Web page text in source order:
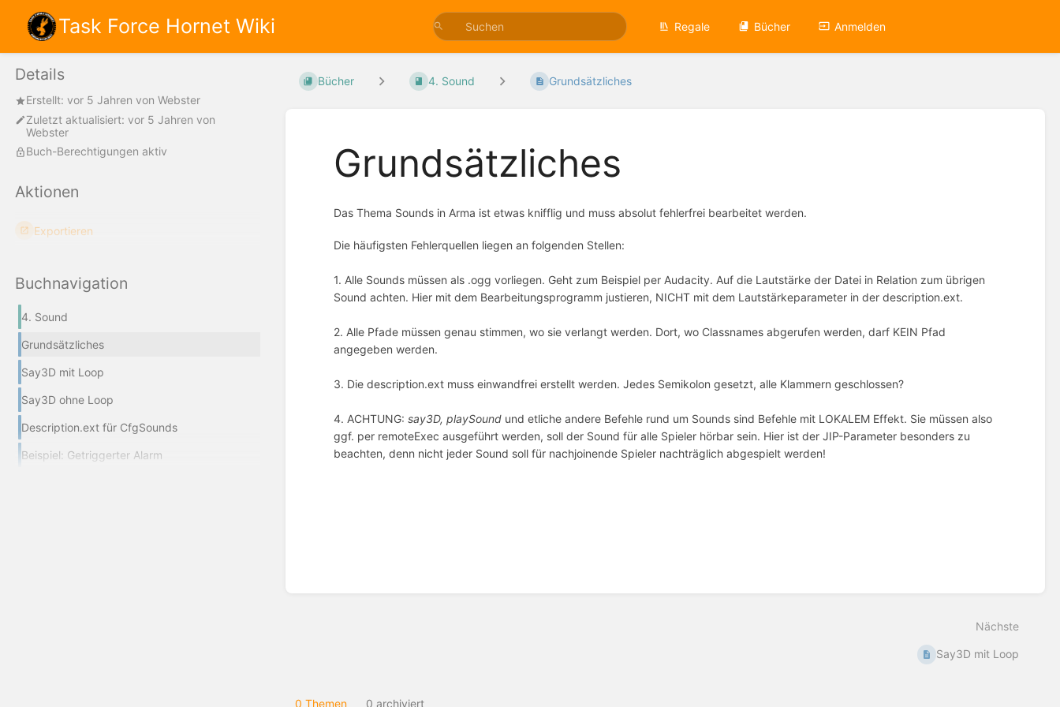
Task Force Hornet Wiki Regale Bücher Anmelden
Details
Erstellt: vor 5 Jahren von Webster
Zuletzt aktualisiert: vor 5 Jahren von
Webster
Buch-Berechtigungen aktiv
Aktionen
Exportieren
Buchnavigation
4. Sound
Grundsätzliches
Say3D mit Loop
Say3D ohne Loop
Description.ext für CfgSounds
Beispiel: Getriggerter Alarm
Bücher 4. Sound Grundsätzliches
Grundsätzliches
Das Thema Sounds in Arma ist etwas knifflig und muss absolut fehlerfrei bearbeitet werden.
Die häufigsten Fehlerquellen liegen an folgenden Stellen:
1. Alle Sounds müssen als .ogg vorliegen. Geht zum Beispiel per Audacity. Auf die Lautstärke der Datei in Relation zum übrigen
Sound achten. Hier mit dem Bearbeitungsprogramm justieren, NICHT mit dem Lautstärkeparameter in der description.ext.
2. Alle Pfade müssen genau stimmen, wo sie verlangt werden. Dort, wo Classnames abgerufen werden, darf KEIN Pfad
angegeben werden.
3. Die description.ext muss einwandfrei erstellt werden. Jedes Semikolon gesetzt, alle Klammern geschlossen?
4. ACHTUNG: say3D, playSound und etliche andere Befehle rund um Sounds sind Befehle mit LOKALEM Effekt. Sie müssen also
ggf. per remoteExec ausgeführt werden, soll der Sound für alle Spieler hörbar sein. Hier ist der JIP-Parameter besonders zu
beachten, denn nicht jeder Sound soll für nachjoinende Spieler nachträglich abgespielt werden!
Nächste
Say3D mit Loop
0 Themen 0 archiviert